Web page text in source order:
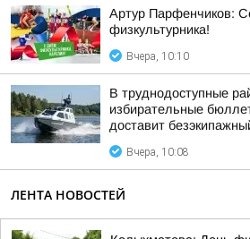
Артур Парфенчиков:
физкультурника!
Вчера, 10:10
В труднодоступные
избирательные
доставит
Вчера, 10:08
ЛЕНТА НОВОСТЕЙ